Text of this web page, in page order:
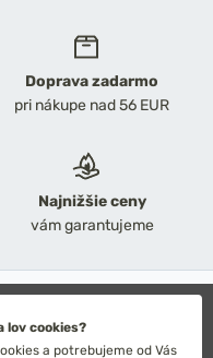
Doprava zadarmo
pri nákupe nad 56 EUR
Najnižšie ceny
vám garantujeme
údajov
lov cookies?
a potrebujeme od Vás